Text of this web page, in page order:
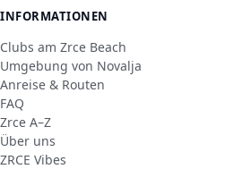
INFORMATIONEN
Clubs am Zrce Beach
Umgebung von Novalja
Anreise & Routen
FAQ
Zrce A–Z
Über uns
ZRCE Vibes